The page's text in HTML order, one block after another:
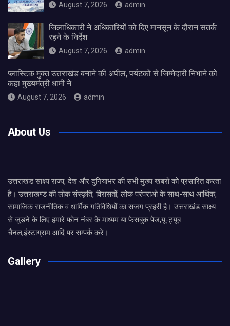
August 7, 2026 admin
जिलाधिकारी ने अधिकारियों को दिए मानसून के दौरान सतर्क
रहने के निर्देश
August 7, 2026 admin
प्लास्टिक मुक्त उत्तराखंड बनाने की अपील, पर्यटकों से जिम्मेदारी निभाने को
कहा मुख्यमंत्री धामी ने
August 7, 2026 admin
About Us
उत्तराखंड साक्ष्य राज्य, देश और दुनियाभर की सभी मुख्य खबरों को प्रसारित करता
है। उत्तराखण्ड की लोक संस्कृति, विरासतों, लोक परंपराओ के साथ-साथ आर्थिक,
सामाजिक राजनीतिक व धार्मिक गतिविधियों का सजग प्रहरी है। उत्तराखंड साक्ष्य
से जुड़ने के लिए हमारे फोन नंबर के माध्यम या फेसबुक पेज,यू-ट्यूब
चैनल,इंस्टाग्राम आदि पर सम्पर्क करे।
Gallery